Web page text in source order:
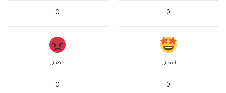
0
0
أعجبني
0
أغضبني
0